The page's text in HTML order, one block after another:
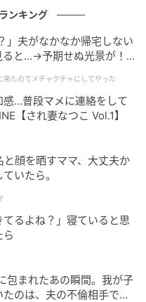
ター。編集・執筆・
120本以上のコンテンツ
ャンルはライフスタ
連。
元記事で読む
好きなドラマ」ランキ
』、1位は？
ンキング
」夫がなかなか帰宅しない
ると…→予期せぬ光景が！
た
来たのでメチャクチャにしてやった
感…普段マメに連絡をして
【され妻なつこ Vol.1】
顔を晒すママ、大丈夫か
いたら。
るよね？」寝ていると思
ら
まれたあの瞬間。我が子
のは、夫の不倫相手でし